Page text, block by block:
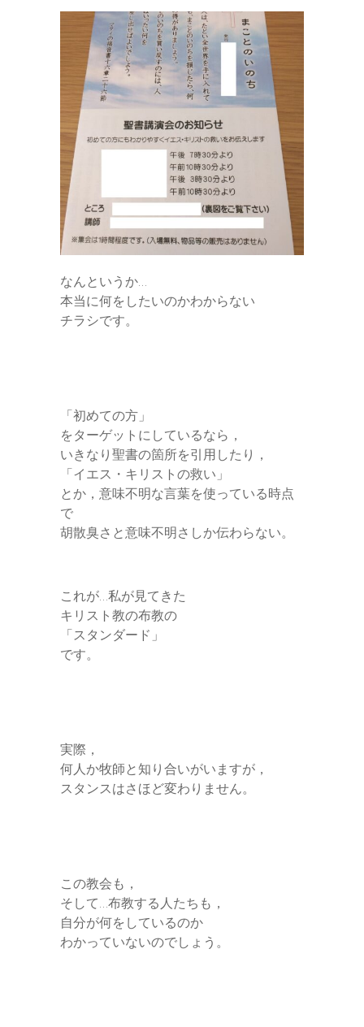
なんというか…
本当に何をしたいのかわからない
チラシです。
「初めての方」
をターゲットにしているなら，
いきなり聖書の箇所を引用したり，
「イエス・キリストの救い」
とか，意味不明な言葉を使っている時点
で
胡散臭さと意味不明さしか伝わらない。
これが…私が見てきた
キリスト教の布教の
「スタンダード」
です。
実際，
何人か牧師と知り合いがいますが，
スタンスはさほど変わりません。
この教会も，
そして…布教する人たちも，
自分が何をしているのか
わかっていないのでしょう。